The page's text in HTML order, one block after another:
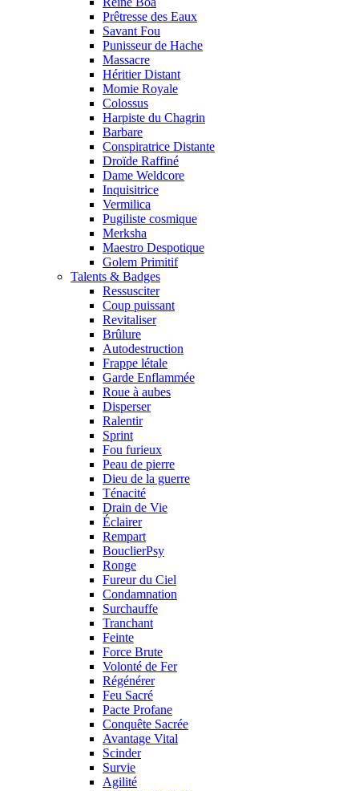
Prêtresse des Eaux
Savant Fou
Punisseur de Hache
Massacre
Héritier Distant
Momie Royale
Colossus
Harpiste du Chagrin
Barbare
Conspiratrice Distante
Droïde Raffiné
Dame Weldcore
Inquisitrice
Vermilica
Pugiliste cosmique
Merksha
Maestro Despotique
Golem Primitif
Talents & Badges
Ressusciter
Coup puissant
Revitaliser
Brûlure
Autodestruction
Frappe létale
Garde Enflammée
Roue à aubes
Disperser
Ralentir
Sprint
Fou furieux
Peau de pierre
Dieu de la guerre
Ténacité
Drain de Vie
Éclairer
Rempart
BouclierPsy
Ronge
Fureur du Ciel
Condamnation
Surchauffe
Tranchant
Feinte
Force Brute
Volonté de Fer
Régénérer
Feu Sacré
Pacte Profane
Conquête Sacrée
Avantage Vital
Scinder
Survie
Agilité